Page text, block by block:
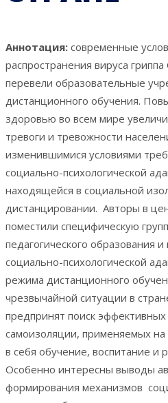
Аннотация: современные
распространения вируса гриппа
перевели образовательные
дистанционного обучения.
здоровью во всем мире
тревоги и тревожности
изменившимися условиями
социально-психологической
находящейся в социальной
дистанцировании. Авторы в
поместили специфическую
педагогического образования
социально-психологической
режима дистанционного
чрезвычайной ситуации в
предпринят поиск
самоизоляции, применяемых
в себя обучение, воспитание и
Особенно интересны выводы
формирования механизмов